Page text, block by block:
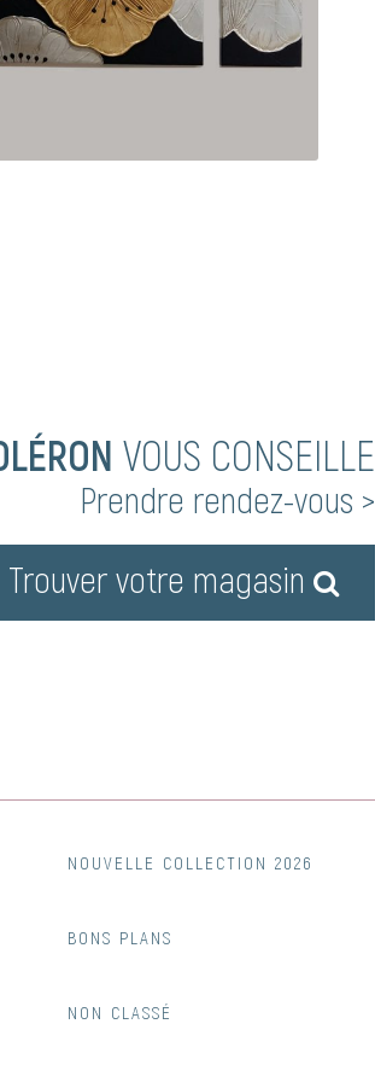
VOUS CONSEILLE
Prendre rendez-vous >
Trouver votre magasin
NOUVELLE COLLECTION 2026
BONS PLANS
NON CLASSÉ